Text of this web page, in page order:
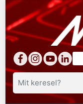
Keresés